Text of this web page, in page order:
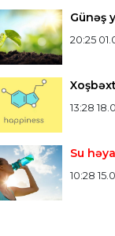
Günəş
20:25
13:28
Su
10:28